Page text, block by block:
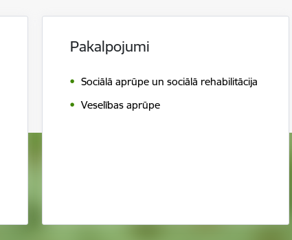
Pakalpojumi
Sociālā aprūpe un sociālā rehabilitācija
Veselības aprūpe